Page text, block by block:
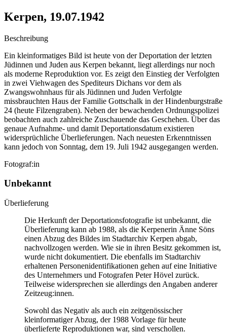
Kerpen, 19.07.1942
Beschreibung
Ein kleinformatiges Bild ist heute von der Deportation der letzten
Jüdinnen und Juden aus Kerpen bekannt, liegt allerdings nur noch
als moderne Reproduktion vor. Es zeigt den Einstieg der Verfolgten
in zwei Viehwagen des Spediteurs Dichans vor dem als
Zwangswohnhaus für als Jüdinnen und Juden Verfolgte
missbrauchten Haus der Familie Gottschalk in der Hindenburgstraße
24 (heute Filzengraben). Neben der bewachenden Ordnungspolizei
beobachten auch zahlreiche Zuschauende das Geschehen. Über das
genaue Aufnahme- und damit Deportationsdatum existieren
widersprüchliche Überlieferungen. Nach neuesten Erkenntnissen
kann jedoch von Sonntag, dem 19. Juli 1942 ausgegangen werden.
Fotograf:in
Unbekannt
Überlieferung
Die Herkunft der Deportationsfotografie ist unbekannt, die
Überlieferung kann ab 1988, als die Kerpenerin Änne Söns
einen Abzug des Bildes im Stadtarchiv Kerpen abgab,
nachvollzogen werden. Wie sie in ihren Besitz gekommen ist,
wurde nicht dokumentiert. Die ebenfalls im Stadtarchiv
erhaltenen Personenidentifikationen gehen auf eine Initiative
des Unternehmers und Fotografen Peter Hövel zurück.
Teilweise widersprechen sie allerdings den Angaben anderer
Zeitzeug:innen.
Sowohl das Negativ als auch ein zeitgenössischer
kleinformatiger Abzug, der 1988 Vorlage für heute
überlieferte Reproduktionen war, sind verschollen.